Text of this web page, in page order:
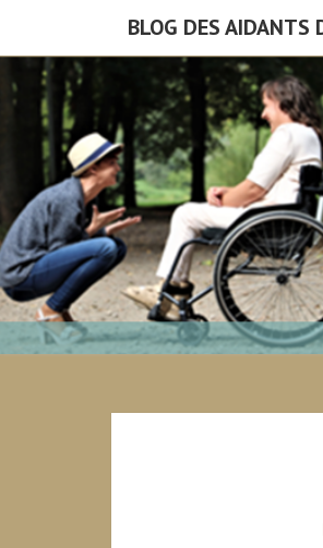
content
BLOG DES AIDANTS